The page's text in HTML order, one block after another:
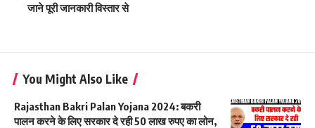
जाने पूरी जानकारी विस्तार से
You Might Also Like
Rajasthan Bakri Palan Yojana 2024: बकरी
पालन करने के लिए सरकार दे रही 50 लाख रुपए का लोन,